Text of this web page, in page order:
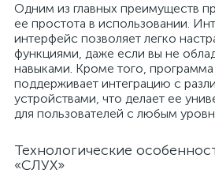
Одним из главных преимуществ
ее простота в использовании.
интерфейс позволяет легко
функциями, даже если вы не
навыками. Кроме того,
поддерживает интеграцию с
устройствами, что делает ее
для пользователей с любым
Технологические
«СЛУХ»